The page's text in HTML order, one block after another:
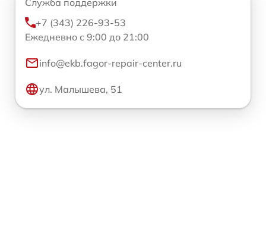
+7 (343) 226-93-53
Ежедневно с 9:00 до 21:00
info@ekb.fagor-repair-center.ru
ул. Малышева, 51